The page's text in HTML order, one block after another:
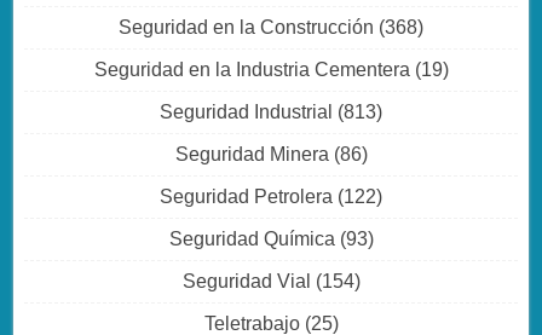
Seguridad en la Construcción (368)
Seguridad en la Industria Cementera (19)
Seguridad Industrial (813)
Seguridad Minera (86)
Seguridad Petrolera (122)
Seguridad Química (93)
Seguridad Vial (154)
Teletrabajo(25)